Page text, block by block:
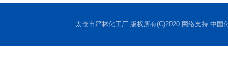
太仓市严林化工厂 版权所有(C)2020 网络支持 中国